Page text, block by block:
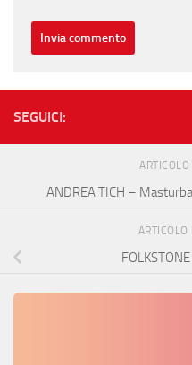
SEGUICI:
ANDREA TICH –
ARTICOLO